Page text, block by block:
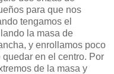
para que nos
tengamos el
la masa de
y enrollamos poco
en el centro. Por
de la masa y